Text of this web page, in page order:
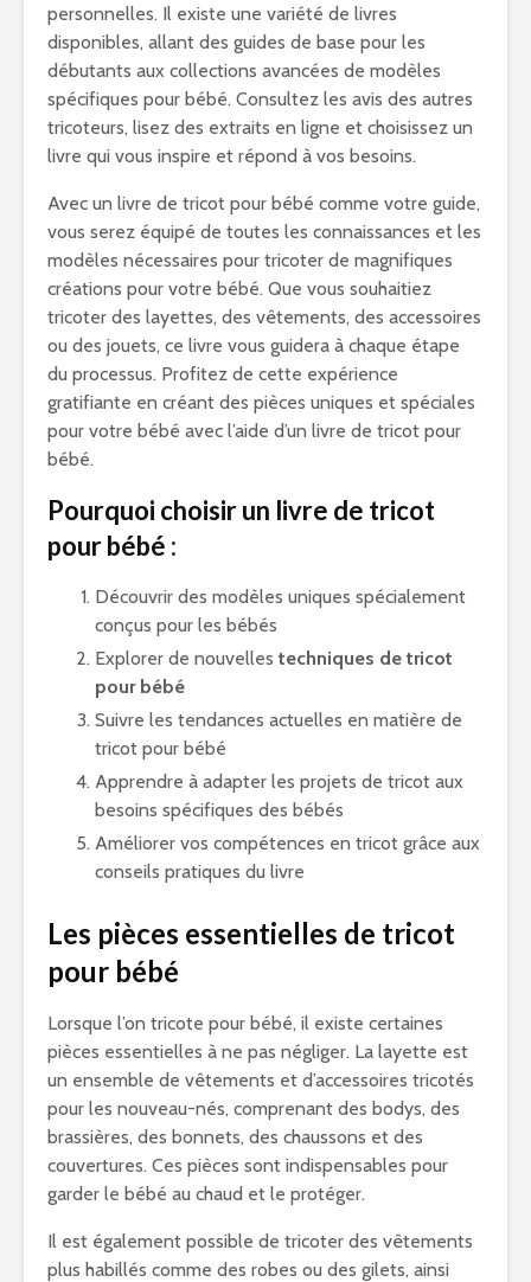
personnelles. Il existe une variété de livres
disponibles, allant des guides de base pour les
débutants aux collections avancées de modèles
spécifiques pour bébé. Consultez les avis des autres
tricoteurs, lisez des extraits en ligne et choisissez un
livre qui vous inspire et répond à vos besoins.
Avec un livre de tricot pour bébé comme votre guide,
vous serez équipé de toutes les connaissances et les
modèles nécessaires pour tricoter de magnifiques
créations pour votre bébé. Que vous souhaitiez
tricoter des layettes, des vêtements, des accessoires
ou des jouets, ce livre vous guidera à chaque étape
du processus. Profitez de cette expérience
gratifiante en créant des pièces uniques et spéciales
pour votre bébé avec l’aide d’un livre de tricot pour
bébé.
Pourquoi choisir un livre de tricot
pour bébé :
Découvrir des modèles uniques spécialement
conçus pour les bébés
Explorer de nouvelles techniques de tricot
pour bébé
Suivre les tendances actuelles en matière de
tricot pour bébé
Apprendre à adapter les projets de tricot aux
besoins spécifiques des bébés
Améliorer vos compétences en tricot grâce aux
conseils pratiques du livre
Les pièces essentielles de tricot
pour bébé
Lorsque l’on tricote pour bébé, il existe certaines
pièces essentielles à ne pas négliger. La layette est
un ensemble de vêtements et d’accessoires tricotés
pour les nouveau-nés, comprenant des bodys, des
brassières, des bonnets, des chaussons et des
couvertures. Ces pièces sont indispensables pour
garder le bébé au chaud et le protéger.
Il est également possible de tricoter des vêtements
plus habillés comme des robes ou des gilets, ainsi